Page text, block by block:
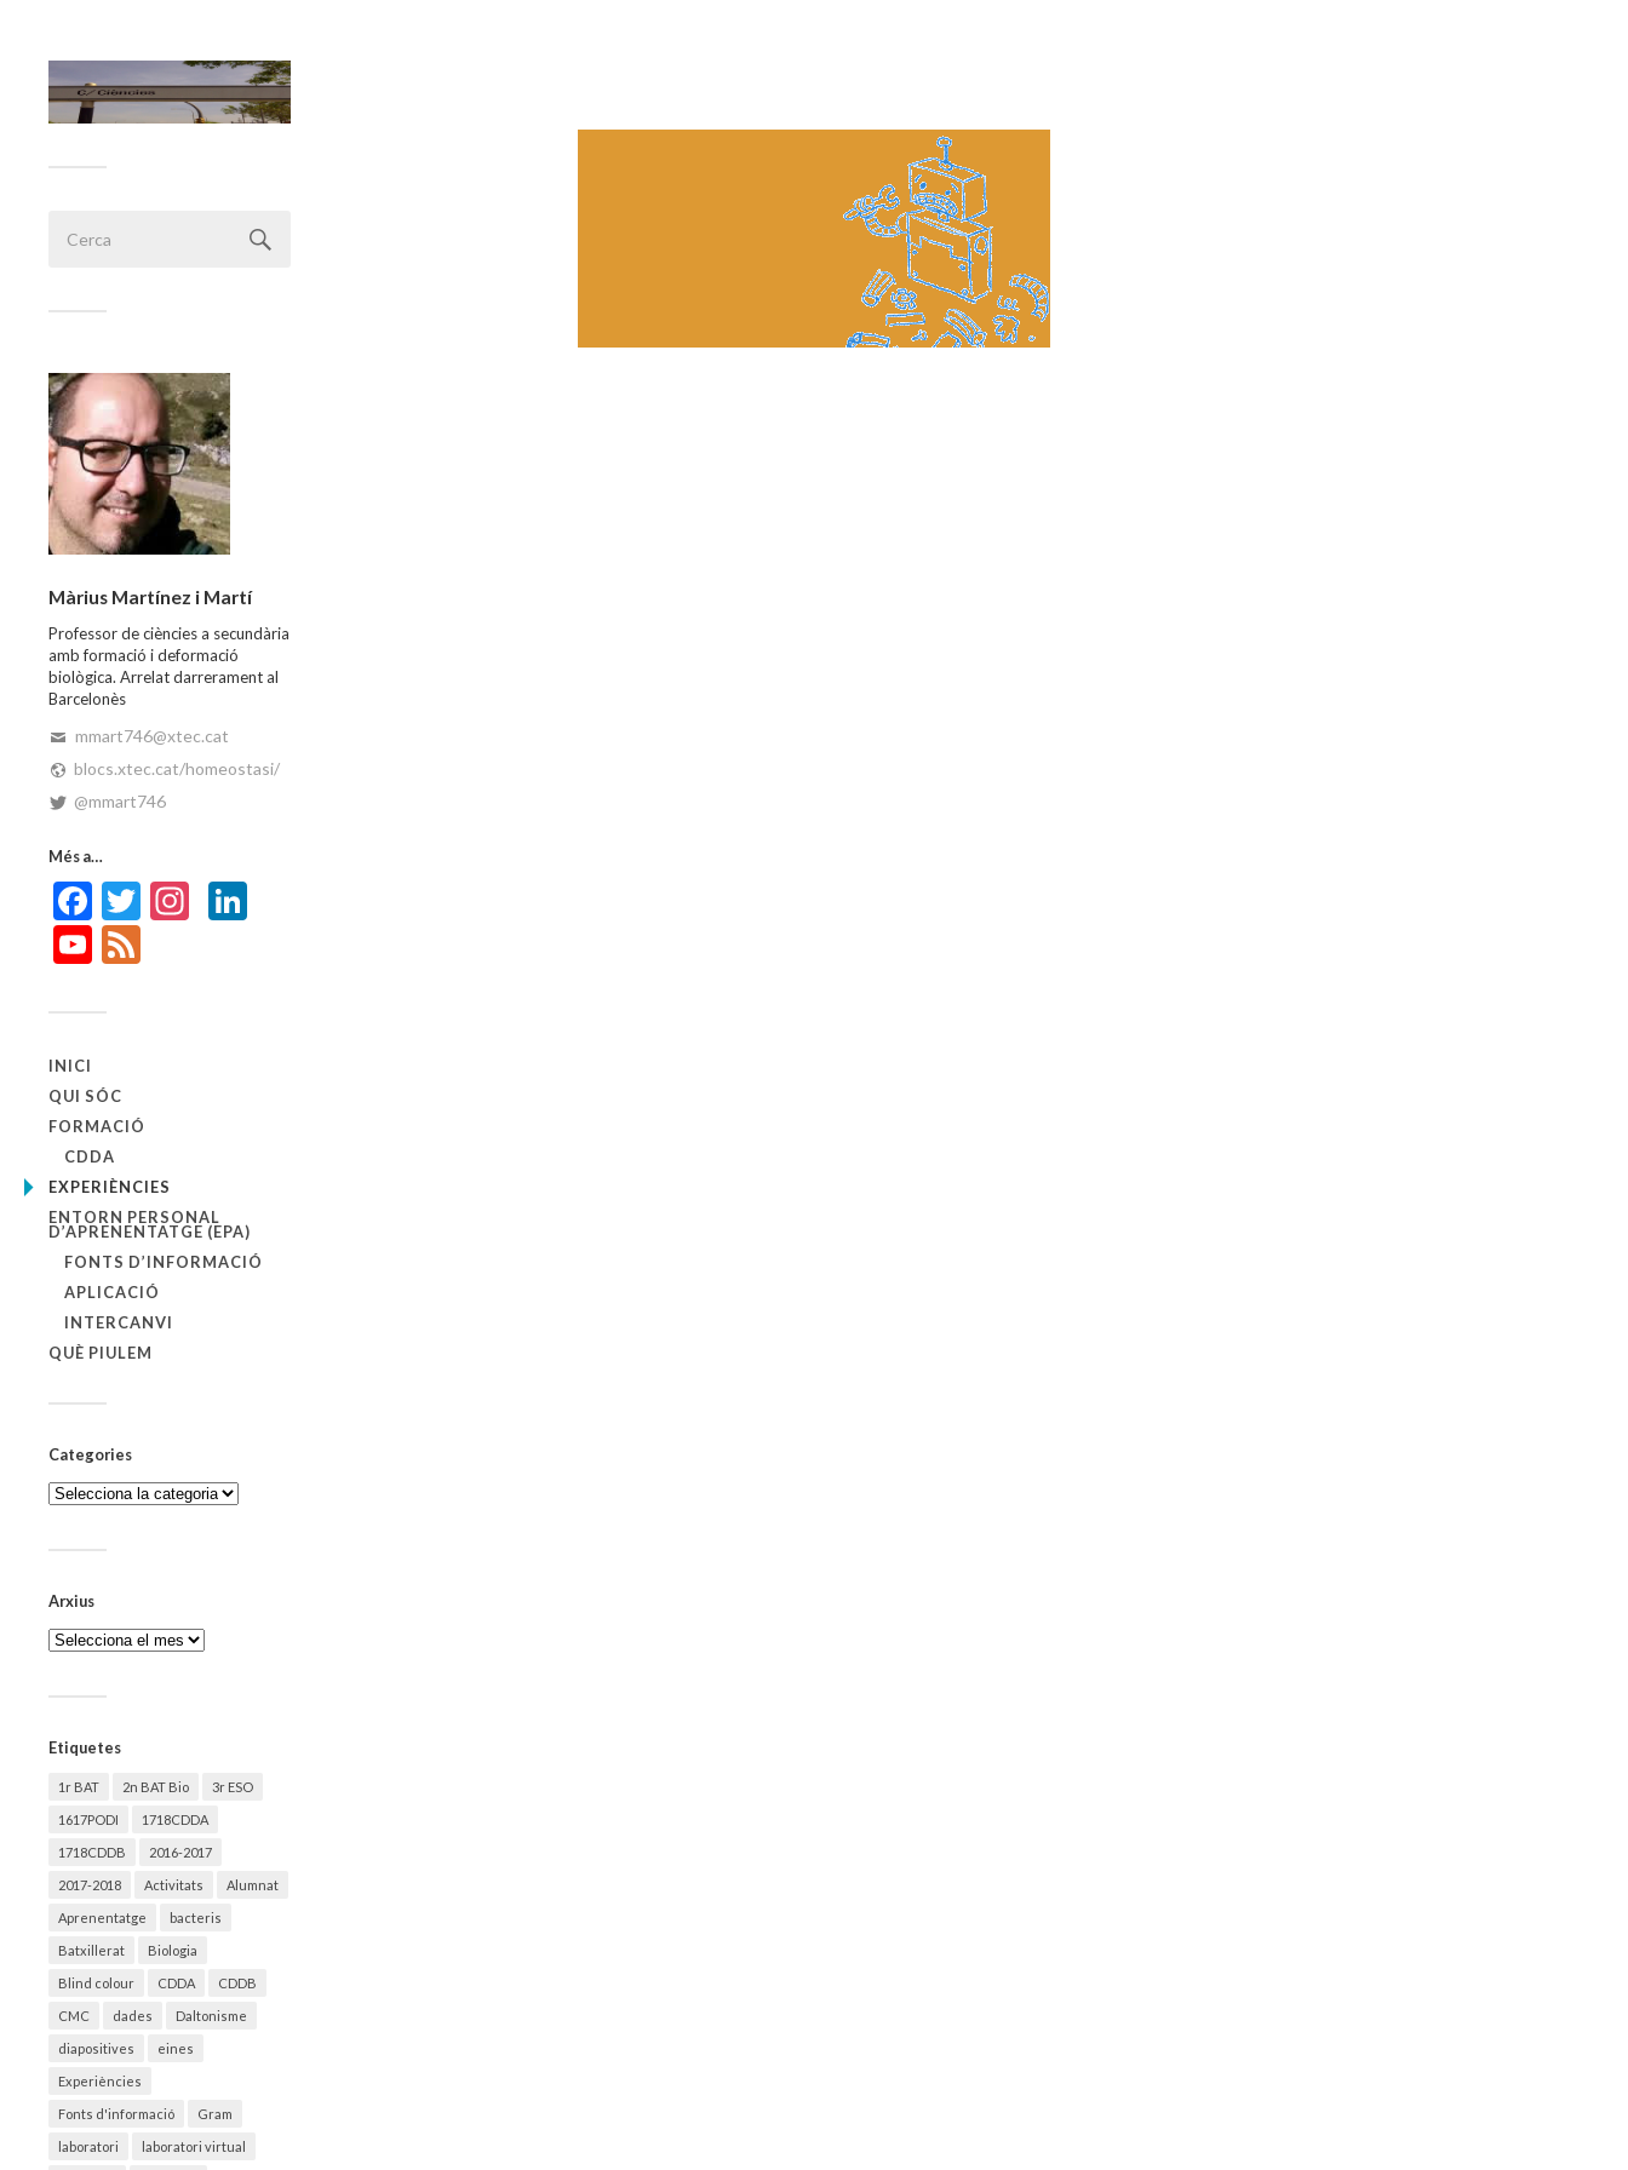
Màrius Martínez i Martí
Professor de ciències a secundària
amb formació i deformació
biològica. Arrelat darrerament al
Barcelonès
mmart746@xtec.cat
blocs.xtec.cat/homeostasi/
@mmart746
Més a…
Facebook
TwitterInstagram
YouTube
INICI
QUI SÓC
FORMACIÓ
CDDA
EXPERIÈNCIES
ENTORN PERSONAL
D’APRENENTATGE (EPA)
FONTS D’INFORMACIÓ
APLICACIÓ
INTERCANVI
QUÈ PIULEM
Categories
Categories
Arxius
Arxius
Etiquetes
1r BAT 2n BAT Bio 3r ESO
1617PODI 1718CDDA
1718CDDB 2016-2017
2017-2018 Activitats Alumnat
Aprenentatge bacteris
Batxillerat Biologia
Blind colour CDDA CDDB
CMC dades Daltonisme
diapositives eines
Experiències
Fonts d'informació Gram
laboratori laboratori virtual